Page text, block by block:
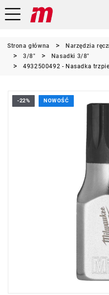
Strona główna Narzędzia
3/8"
Nasadki 3/8"
4932500492 - Nasadka
-22% NOWOŚĆ